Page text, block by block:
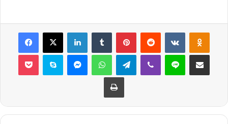
Facebook
X LinkedInTumblr PinterestReddit VKontakte
Pocket Skype MessengerWhatsAppTelegramViber Line E-Posta ile
Yazdır